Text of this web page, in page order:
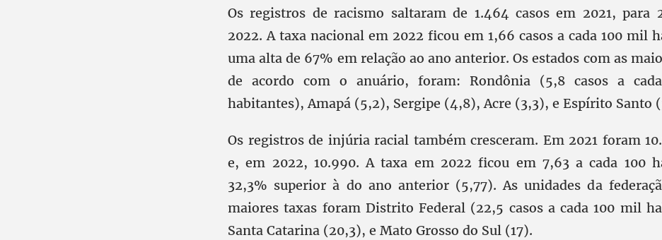
Os registros de racismo saltaram de 1.464 casos em 2021, para
2022. A taxa nacional em 2022 ficou em 1,66 casos a cada 100 mil
uma alta de 67% em relação ao ano anterior. Os estados com as
de acordo com o anuário, foram: Rondônia (5,8 casos a
habitantes), Amapá (5,2), Sergipe (4,8), Acre (3,3), e Espírito Santo
Os registros de injúria racial também cresceram. Em 2021 foram
e, em 2022, 10.990. A taxa em 2022 ficou em 7,63 a cada 100
32,3% superior à do ano anterior (5,77). As unidades da
maiores taxas foram Distrito Federal (22,5 casos a cada 100 mil
Santa Catarina (20,3), e Mato Grosso do Sul (17).